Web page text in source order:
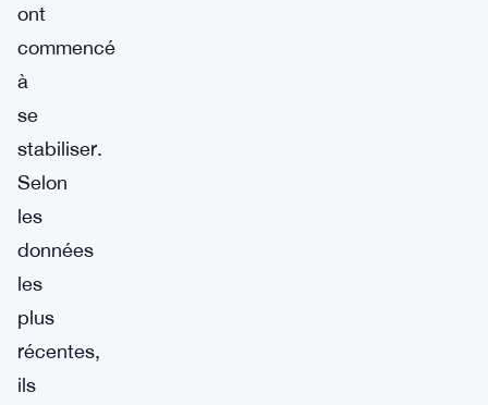
ont
commencé
à
se
stabiliser.
Selon
les
données
les
plus
récentes,
ils